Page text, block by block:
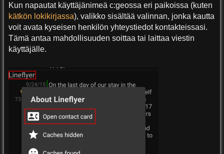
Kun napautat käyttäjänimeä c:geossa eri paikoissa (kuten
kätkön lokikirjassa), valikko sisältää valinnan, jonka kautta
voit avata kyseisen henkilön yhteystiedot kontakteissasi.
Tämä antaa mahdollisuuden soittaa tai laittaa viestin
käyttäjälle.